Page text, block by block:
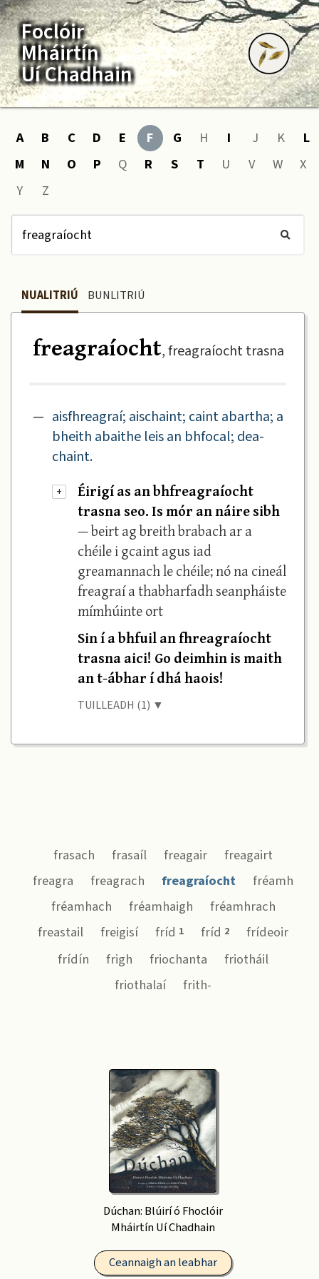
Foclóir
Mháirtín
Uí Chadhain
A B C D E F G H I J K
L
M
N O P Q R S T U V W
X
Y
Z
NUALITRIÚ BUNLITRIÚ
freagraíocht, freagraíocht trasna
— aisfhreagraí; aischaint; caint abartha; a
bheith abaithe leis an bhfocal; dea-
chaint.
+
Éirigí as an bhfreagraíocht
trasna seo. Is mór an náire sibh
— beirt ag breith brabach ar a
chéile i gcaint agus iad
greamannach le chéile; nó na cineál
freagraí a thabharfadh seanpháiste
mímhúinte ort
Sin í a bhfuil an fhreagraíocht
trasna aici! Go deimhin is maith
an t-ábhar í dhá haois!
TUILLEADH (1) ▼
frasach frasaíl freagair
freagairt
freagra
freagrach freagraíocht
fréamh
fréamhach
fréamhaigh
fréamhrach
freastail
freigisí fríd 1 fríd 2
frídeoir
frídín
frigh friochanta
friotháil
friothalaí
frith-
Dúchan: Blúirí ó Fhoclóir
Mháirtín Uí Chadhain
Ceannaigh an leabhar